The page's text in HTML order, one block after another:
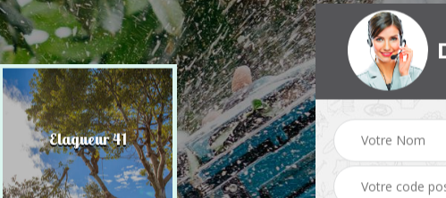
Elagueur 41 Paysagiste 41